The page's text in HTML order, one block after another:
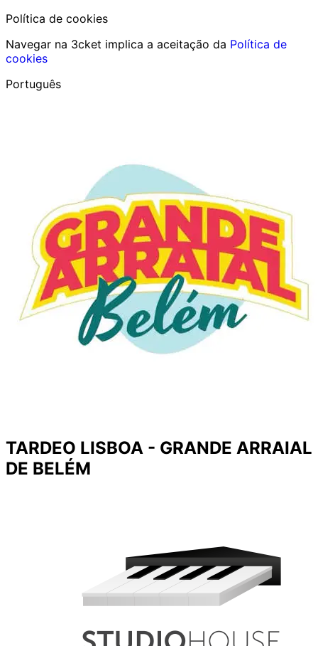
Política de cookies
Navegar na 3cket implica a aceitação da Política de
cookies
Português
TARDEO LISBOA - GRANDE ARRAIAL
DE BELÉM